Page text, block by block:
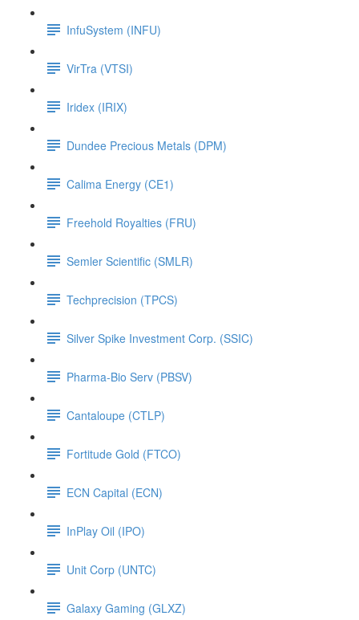
InfuSystem (INFU)
VirTra (VTSI)
Iridex (IRIX)
Dundee Precious Metals (DPM)
Calima Energy (CE1)
Freehold Royalties (FRU)
Semler Scientific (SMLR)
Techprecision (TPCS)
Silver Spike Investment Corp. (SSIC)
Pharma-Bio Serv (PBSV)
Cantaloupe (CTLP)
Fortitude Gold (FTCO)
ECN Capital (ECN)
InPlay Oil (IPO)
Unit Corp (UNTC)
Galaxy Gaming (GLXZ)